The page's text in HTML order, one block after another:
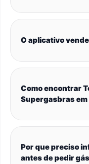
O aplicativo
Como encontrar
Supergasbras em
Por que preciso
antes de pedir